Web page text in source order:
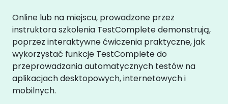
Online lub na miejscu, prowadzone przez
instruktora szkolenia TestComplete demonstrują,
poprzez interaktywne ćwiczenia praktyczne, jak
wykorzystać funkcje TestComplete do
przeprowadzania automatycznych testów na
aplikacjach desktopowych, internetowych i
mobilnych.